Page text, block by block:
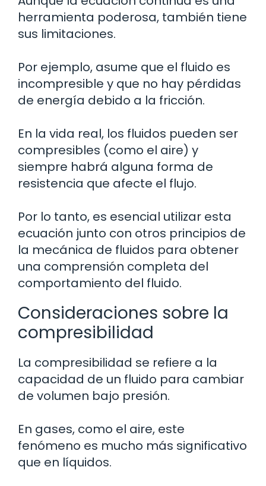
herramienta poderosa, también tiene
sus limitaciones.
Por ejemplo, asume que el fluido es
incompresible y que no hay pérdidas
de energía debido a la fricción.
En la vida real, los fluidos pueden ser
compresibles (como el aire) y
siempre habrá alguna forma de
resistencia que afecte el flujo.
Por lo tanto, es esencial utilizar esta
ecuación junto con otros principios de
la mecánica de fluidos para obtener
una comprensión completa del
comportamiento del fluido.
Consideraciones sobre la
compresibilidad
La compresibilidad se refiere a la
capacidad de un fluido para cambiar
de volumen bajo presión.
En gases, como el aire, este
fenómeno es mucho más significativo
que en líquidos.